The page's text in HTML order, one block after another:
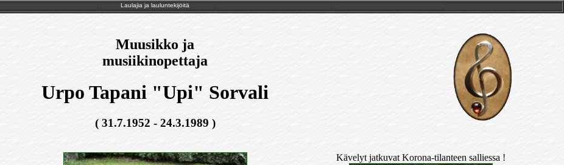
Laulajia ja lauluntekijöitä
Muusikko ja
musiikinopettaja
Urpo Tapani "Upi" Sorvali
( 31.7.1952 - 24.3.1989 )
Kävelyt jatkuvat Korona-tilanteen salliessa !